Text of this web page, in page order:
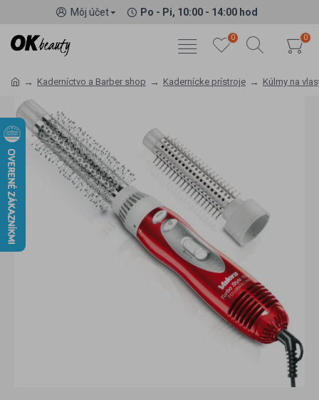
Môj účet Po - Pi, 10:00 - 14:00 hod
0 0
Kaderníctvo a Barber shop Kadernícke prístroje Kúlmy na